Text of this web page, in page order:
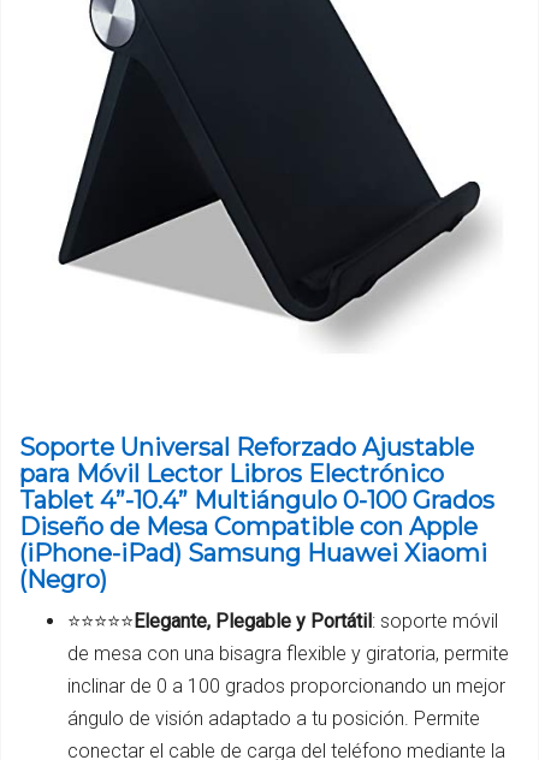
Soporte Universal Reforzado Ajustable
para Móvil Lector Libros Electrónico
Tablet 4”-10.4” Multiángulo 0-100 Grados
Diseño de Mesa Compatible con Apple
(iPhone-iPad) Samsung Huawei Xiaomi
(Negro)
⭐️⭐️⭐️⭐️⭐️ Elegante, Plegable y Portátil : soporte móvil
de mesa con una bisagra flexible y giratoria, permite
inclinar de 0 a 100 grados proporcionando un mejor
ángulo de visión adaptado a tu posición. Permite
conectar el cable de carga del teléfono mediante la